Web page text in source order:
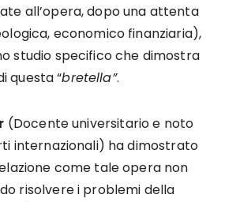
all’opera, dopo una attenta
economico finanziaria),
studio specifico che dimostra
questa “bretella”.
(Docente universitario e noto
internazionali) ha dimostrato
come tale opera non
risolvere i problemi della